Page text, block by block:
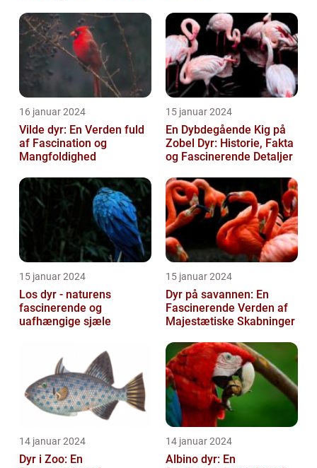
16 januar 2024
Vilde dyr: En Verden fuld
af Fascination og
Mangfoldighed
15 januar 2024
En Dybdegående Kig på
Zobel Dyr: Historie, Fakta
og Fascinerende Detaljer
15 januar 2024
Los dyr - naturens
fascinerende og
uafhængige sjæle
15 januar 2024
Dyr på savannen: En
Fascinerende Verden af
Majestætiske Skabninger
14 januar 2024
Dyr i Zoo: En
14 januar 2024
Albino dyr: En